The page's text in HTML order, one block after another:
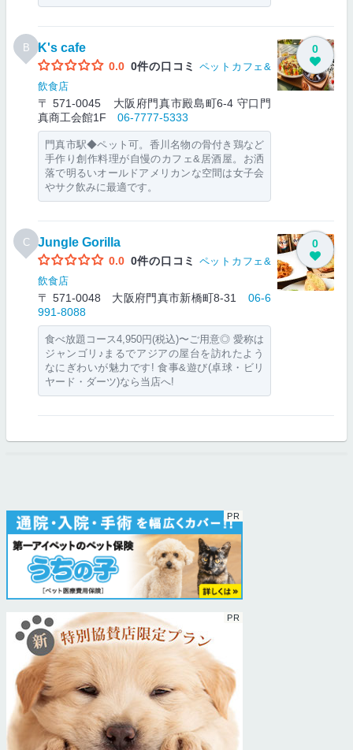
B K's cafe
0.0 0件の口コミ
ペットカフェ&
飲食店
〒 571-0045 大阪府門真市殿島町6-4 守口門
真商工会館1F 06-7777-5333
門真市駅◆ペット可。香川名物の骨付き鶏など
手作り創作料理が自慢のカフェ&居酒屋。お洒
落で明るいオールドアメリカンな空間は女子会
やサク飲みに最適です。
0
C Jungle Gorilla
0.0 0件の口コミ
ペットカフェ&
飲食店
〒 571-0048 大阪府門真市新橋町8-31 06-6
991-8088
食べ放題コース4,950円(税込)〜ご用意◎ 愛称は
ジャンゴリ♪まるでアジアの屋台を訪れたよう
なにぎわいが魅力です! 食事&遊び(卓球・ビリ
ヤード・ダーツ)なら当店へ!
0